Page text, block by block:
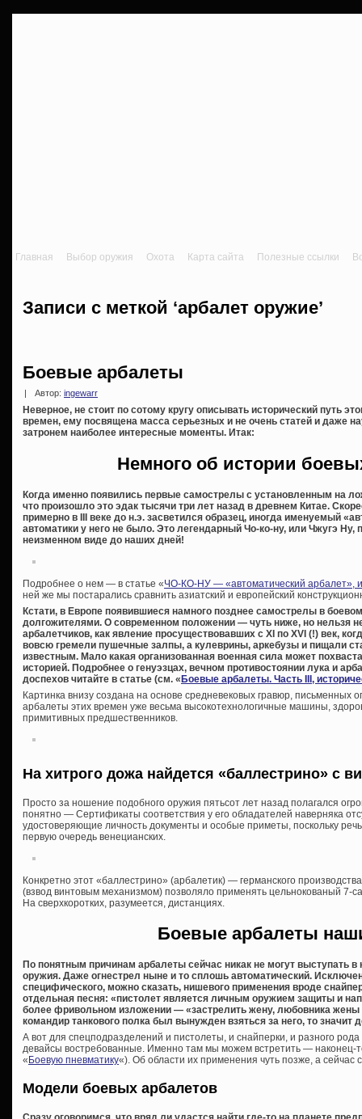
Главная Выбор оружия Охота Карта сайта Полезные ссылки
Записи с меткой ‘арбалет оружие’
Боевые арбалеты
Автор: ingewarr
Неверное, не стоит по сотому кругу описывать исторический путь
времен, ему посвящена масса серьезных и не очень статей и даже
затронем наиболее интересные моменты. Итак:
Немного об истории
Когда именно появились первые самострелы с установленным на
что произошло это эдак тысячи три лет назад в древнем Китае.
примерно в III веке до н.э. засветился образец, иногда именуемый
автоматики у него не было. Это легендарный Чо-ко-ну, или Чжугэ Ну,
неизменном виде до наших дней!
Подробнее о нем — в статье «ЧО-КО-НУ — «автоматический арбалет»,
ней же мы постарались сравнить азиатский и европейский
Кстати, в Европе появившиеся намного позднее самострелы в
долгожителями. О современном положении — чуть ниже, но нельзя
арбалетчиков, как явление просуществовавших с XI по XVI (!) век,
вовсю гремели пушечные залпы, а кулеврины, аркебузы и пищали
известным. Мало какая организованная военная сила может
историей. Подробнее о генуэзцах, вечном противостоянии лука и
доспехов читайте в статье (см. «Боевые арбалеты. Часть III,
Картинка внизу создана на основе средневековых гравюр, письменных
арбалеты этих времен уже весьма высокотехнологичные машины,
примитивных предшественников.
На хитрого дожа найдется «баллестрино» с
Просто за ношение подобного оружия пятьсот лет назад полагался
понятно — Сертификаты соответствия у его обладателей наверняка
удостоверяющие личность документы и особые приметы, поскольку
первую очередь венецианских.
Конкретно этот «баллестрино» (арбалетик) — германского
(взвод винтовым механизмом) позволяло применять цельнокованый 7-
На сверхкоротких, разумеется, дистанциях.
Боевые арбалеты
По понятным причинам арбалеты сейчас никак не могут выступать в
оружия. Даже огнестрел ныне и то сплошь автоматический.
специфического, можно сказать, нишевого применения вроде
отдельная песня: «пистолет является личным оружием защиты и
более фривольном изложении — «застрелить жену, любовника жены
командир танкового полка был вынужден взяться за него, то значит
А вот для спецподразделений и пистолеты, и снайперки, и разного
девайсы востребованные. Именно там мы можем встретить — наконец-
« Боевую пневматику«). Об области их применения чуть позже, а сейчас
Модели боевых арбалетов